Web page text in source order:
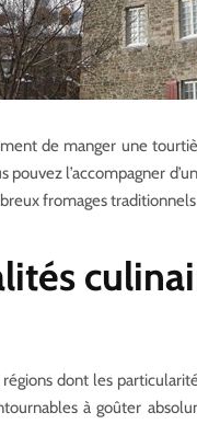
de manger une
l’accompagner
fromages
dont les
à goûter